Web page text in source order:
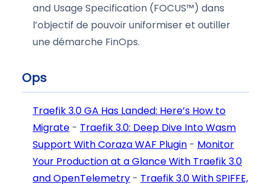
and Usage Specification (FOCUS™) dans
l’objectif de pouvoir uniformiser et outiller
une démarche FinOps.
Ops
Traefik 3.0 GA Has Landed: Here’s How to
Migrate - Traefik 3.0: Deep Dive Into Wasm
Support With Coraza WAF Plugin - Monitor
Your Production at a Glance With Traefik 3.0
and OpenTelemetry - Traefik 3.0 With SPIFFE,